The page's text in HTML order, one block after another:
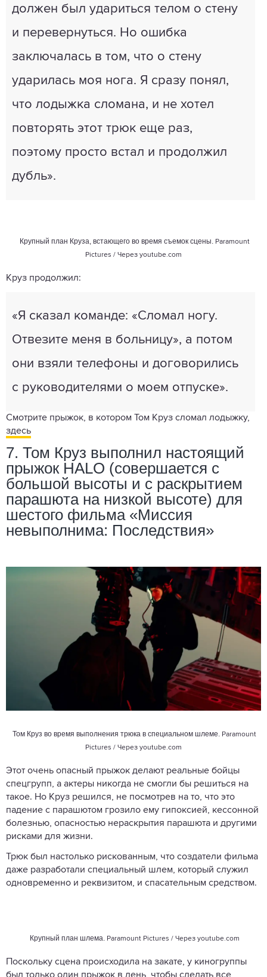
должен был удариться телом о стену
и перевернуться. Но ошибка
заключалась в том, что о стену
ударилась моя нога. Я сразу понял,
что лодыжка сломана, и не хотел
повторять этот трюк еще раз,
поэтому просто встал и продолжил
дубль».
Крупный план Круза, встающего во время съемок сцены. Paramount
Pictures / Через youtube.com
Круз продолжил:
«Я сказал команде: «Сломал ногу.
Отвезите меня в больницу», а потом
они взяли телефоны и договорились
с руководителями о моем отпуске».
Смотрите прыжок, в котором Том Круз сломал лодыжку,
здесь
7. Том Круз выполнил настоящий
прыжок HALO (совершается с
большой высоты и с раскрытием
парашюта на низкой высоте) для
шестого фильма «Миссия
невыполнима: Последствия»
Том Круз во время выполнения трюка в специальном шлеме. Paramount
Pictures / Через youtube.com
Этот очень опасный прыжок делают реальные бойцы
спецгрупп, а актеры никогда не смогли бы решиться на
такое. Но Круз решился, не посмотрев на то, что это
падение с парашютом грозило ему гипоксией, кессонной
болезнью, опасностью нераскрытия парашюта и другими
рисками для жизни.
Трюк был настолько рискованным, что создатели фильма
даже разработали специальный шлем, который служил
одновременно и реквизитом, и спасательным средством.
Крупный план шлема. Paramount Pictures / Через youtube.com
Поскольку сцена происходила на закате, у киногруппы